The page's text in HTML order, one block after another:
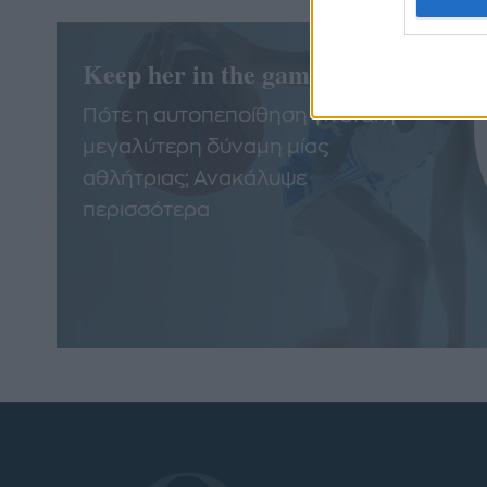
Keep her in the game
Πότε η αυτοπεποίθηση γίνεται η
μεγαλύτερη δύναμη μίας
αθλήτριας; Ανακάλυψε
περισσότερα